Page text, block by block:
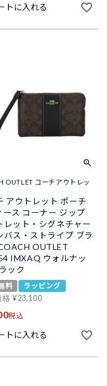
トに入れる
OUTLET コーチアウトレッ
アウトレット ポーチ
ース コーナー ジップ
レット・シグネチャー
バス・ストライプ ブラ
OUTLET
IMXAQ ウォルナッ
ック
料
ラッピング
格 ¥23,100
税込
トに入れる